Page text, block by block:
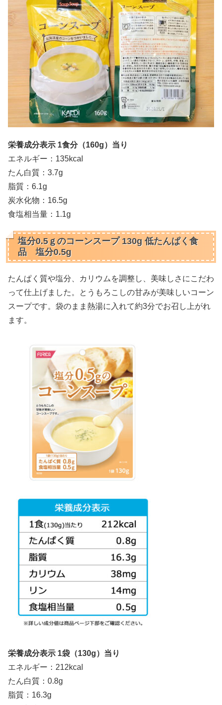
栄養成分表示 1食分（160g）当り
エネルギー：135kcal
たん白質：3.7g
脂質：6.1g
炭水化物：16.5g
食塩相当量：1.1g
塩分0.5ｇのコーンスープ 130g 低たんぱく食
品 塩分0.5g
たんぱく質や塩分、カリウムを調整し、美味しさにこだわ
って仕上げました。とうもろこしの甘みが美味しいコーン
スープです。袋のまま熱湯に入れて約3分でお召し上がれ
ます。
栄養成分表示 1袋（130g）当り
エネルギー：212kcal
たん白質：0.8g
脂質：16.3g